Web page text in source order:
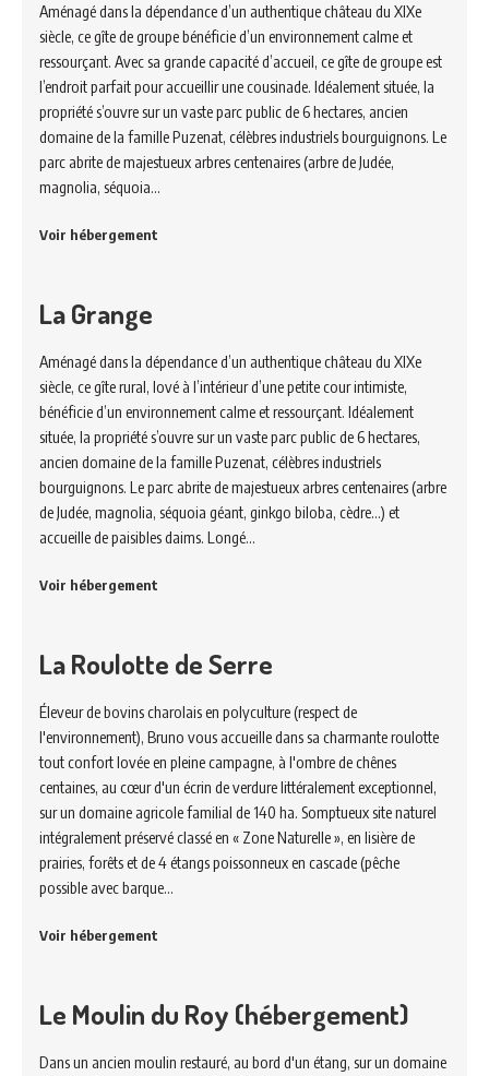
Aménagé dans la dépendance d’un authentique château du XIXe
siècle, ce gîte de groupe bénéficie d’un environnement calme et
ressourçant. Avec sa grande capacité d’accueil, ce gîte de groupe est
l’endroit parfait pour accueillir une cousinade. Idéalement située, la
propriété s’ouvre sur un vaste parc public de 6 hectares, ancien
domaine de la famille Puzenat, célèbres industriels bourguignons. Le
parc abrite de majestueux arbres centenaires (arbre de Judée,
magnolia, séquoia…
Voir hébergement
La Grange
Aménagé dans la dépendance d’un authentique château du XIXe
siècle, ce gîte rural, lové à l’intérieur d’une petite cour intimiste,
bénéficie d’un environnement calme et ressourçant. Idéalement
située, la propriété s’ouvre sur un vaste parc public de 6 hectares,
ancien domaine de la famille Puzenat, célèbres industriels
bourguignons. Le parc abrite de majestueux arbres centenaires (arbre
de Judée, magnolia, séquoia géant, ginkgo biloba, cèdre…) et
accueille de paisibles daims. Longé…
Voir hébergement
La Roulotte de Serre
Éleveur de bovins charolais en polyculture (respect de
l'environnement), Bruno vous accueille dans sa charmante roulotte
tout confort lovée en pleine campagne, à l'ombre de chênes
centaines, au cœur d'un écrin de verdure littéralement exceptionnel,
sur un domaine agricole familial de 140 ha. Somptueux site naturel
intégralement préservé classé en « Zone Naturelle », en lisière de
prairies, forêts et de 4 étangs poissonneux en cascade (pêche
possible avec barque…
Voir hébergement
Le Moulin du Roy (hébergement)
Dans un ancien moulin restauré, au bord d'un étang, sur un domaine